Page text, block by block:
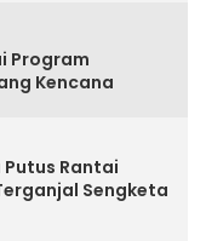
Program
Kencana
Putus Rantai
Sengketa